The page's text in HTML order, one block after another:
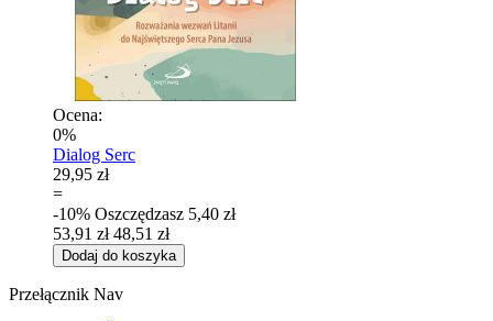
Ocena:
0%
Dialog Serc
29,95 zł
=
-10% Oszczędzasz 5,40 zł
53,91 zł 48,51 zł
Dodaj do koszyka
Przełącznik Nav